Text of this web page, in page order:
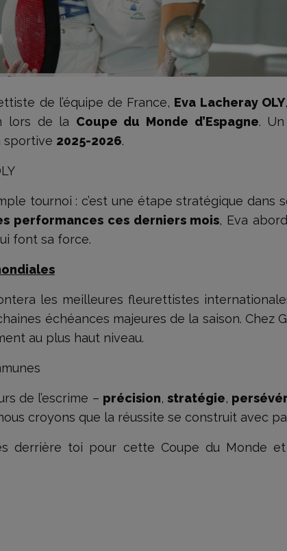
de l’équipe de France, Eva Lacheray OLY
lors de la Coupe du Monde d’Espagne.
sportive 2025-2026.
tournoi : c’est une étape stratégique dans
performances ces derniers mois, Eva
font sa force.
les meilleures fleurettistes
échéances majeures de la saison. Chez
au plus haut niveau.
de l’escrime – précision, stratégie,
croyons que la réussite se construit avec
derrière toi pour cette Coupe du Monde